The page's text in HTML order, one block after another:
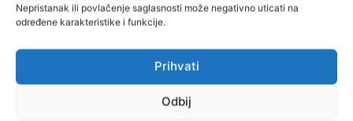
Nepristanak ili povlačenje saglasnosti može negativno uticati na
određene karakteristike i funkcije.
Prihvati
Odbij